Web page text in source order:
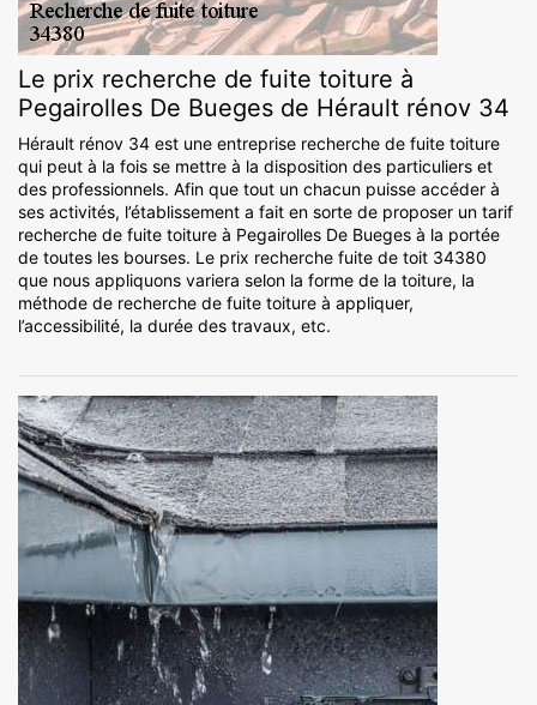
Le prix recherche de fuite toiture à
Pegairolles De Bueges de Hérault rénov 34
Hérault rénov 34 est une entreprise recherche de fuite toiture
qui peut à la fois se mettre à la disposition des particuliers et
des professionnels. Afin que tout un chacun puisse accéder à
ses activités, l’établissement a fait en sorte de proposer un tarif
recherche de fuite toiture à Pegairolles De Bueges à la portée
de toutes les bourses. Le prix recherche fuite de toit 34380
que nous appliquons variera selon la forme de la toiture, la
méthode de recherche de fuite toiture à appliquer,
l’accessibilité, la durée des travaux, etc.